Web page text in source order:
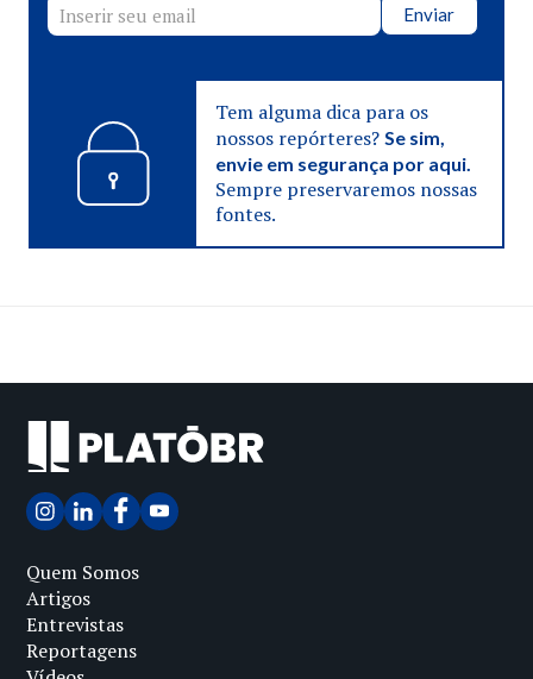
Enviar
Tem alguma dica para os
nossos repórteres? Se sim,
envie em segurança por aqui.
Sempre preservaremos nossas
fontes.
Quem Somos
Artigos
Entrevistas
Reportagens